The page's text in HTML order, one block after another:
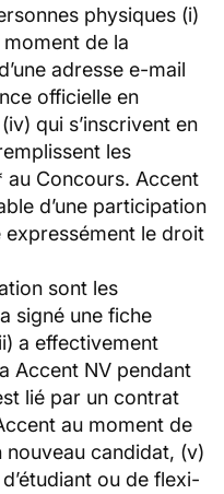
physiques (i)
moment de la
adresse e-mail
officielle en
qui s’inscrivent en
les
Concours. Accent
d’une participation
expressément le droit
sont les
signé une fiche
a effectivement
Accent NV pendant
lié par un contrat
au moment de
nouveau candidat, (v)
ou de flexi-